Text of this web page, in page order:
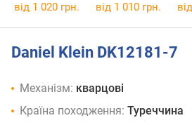
від 1 020 грн. від 1 010 грн.
Daniel Klein DK12181-7
Механізм: кварцові
Країна походження: Туреччина